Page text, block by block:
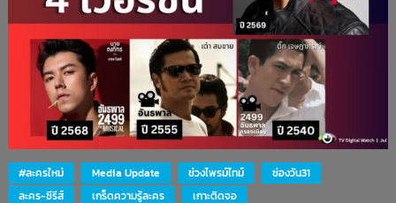
#ละครใหม่ Media Update ช่วงไพรม์ไทม์
ช่องวัน31
ละคร-ซีรีส์
เกร็ดความรู้ละคร เกาะติดจอ